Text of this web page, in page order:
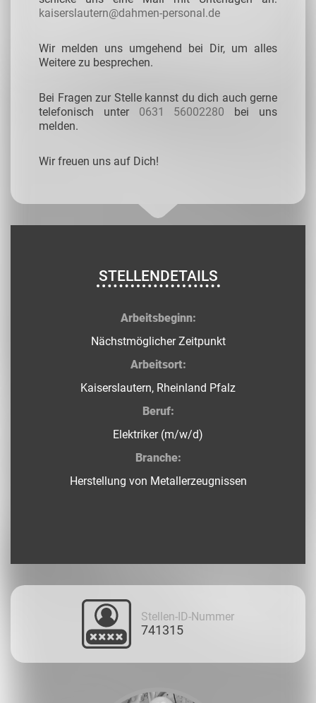
kaiserslautern@dahmen-personal.de
Wir melden uns umgehend bei Dir, um alles
Weitere zu besprechen.
Bei Fragen zur Stelle kannst du dich auch gerne
telefonisch unter 0631 56002280 bei uns
melden.
Wir freuen uns auf Dich!
STELLENDETAILS
Arbeitsbeginn:
Nächstmöglicher Zeitpunkt
Arbeitsort:
Kaiserslautern, Rheinland Pfalz
Beruf:
Elektriker (m/w/d)
Branche:
Herstellung von Metallerzeugnissen
Stellen-ID-Nummer
741315